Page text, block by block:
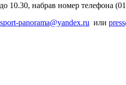
набрав номер телефона
sport-panorama@yandex.ru или